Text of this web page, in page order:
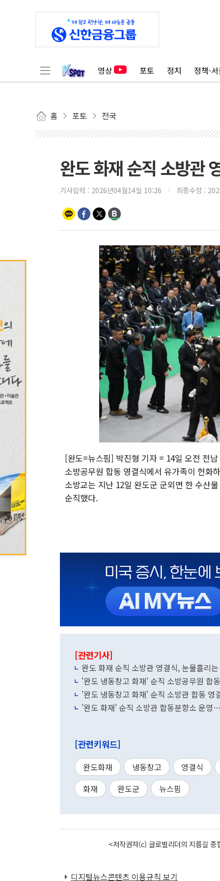
영상 포토 정치 정책·
홈 포토 전국
완도 화재 순직 소방관
기사입력 : 2026년04월14일 10:26 최종수정 :
[완도=뉴스핌] 박진형 기자 = 14일 오전 전
소방공무원 합동 영결식에서 유가족이 헌화
소방교는 지난 12일 완도군 군외면 한 수산
순직했다.
[관련기사]
완도 화재 순직 소방관 영결식, 눈물흘리
'완도 냉동창고 화재' 순직 소방공무원 합
'완도 냉동창고 화재' 순직 소방관 합동 영
'완도 화재' 순직 소방관 합동분향소 운영
[관련키워드]
완도화재 냉동창고
영결식
화재
완도군 뉴스핌
<저작권자(c) 글로벌리더의 지름길
디지털뉴스콘텐츠 이용규칙 보기